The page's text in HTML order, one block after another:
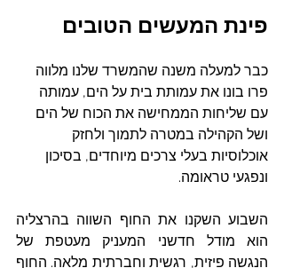
פינת המעשים הטובים
כבר למעלה משנה שהמשרד שלנו מלווה
פרו בונו את עמותת בית על הים, עמותה
עם שליחות הממחישה את הכוח של הים
ושל הקהילה במטרה לתמוך ולחזק
אוכלוסיות בעלי צרכים מיוחדים, בסיכון
ונפגעי טראומה.